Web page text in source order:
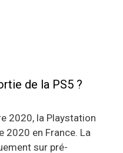
de la PS5 ?
2020, la Playstation
2020 en France. La
sur pré-